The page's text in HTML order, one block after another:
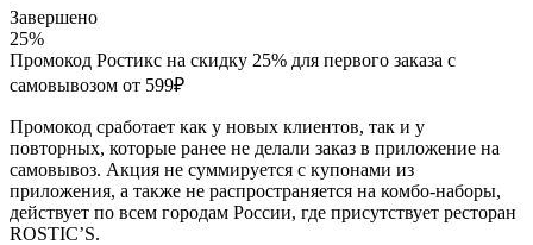
Завершено
25%
Промокод Ростикс на скидку 25% для первого заказа c
самовывозом от 599₽
Промокод сработает как у новых клиентов, так и у
повторных, которые ранее не делали заказ в приложение на
самовывоз. Акция не суммируется с купонами из
приложения, а также не распространяется на комбо-наборы,
действует по всем городам России, где присутствует ресторан
ROSTIC’S.